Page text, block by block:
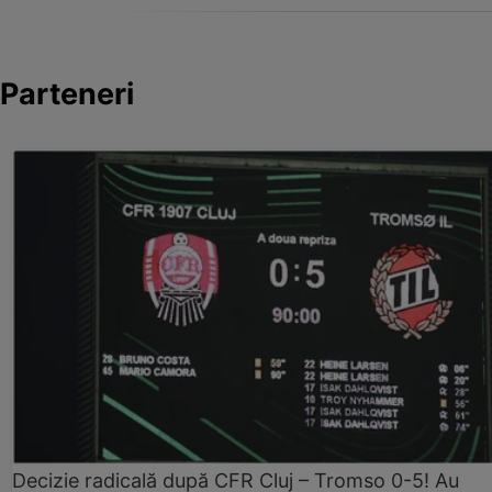
Parteneri
Decizie radicală după CFR Cluj – Tromso 0-5! Au